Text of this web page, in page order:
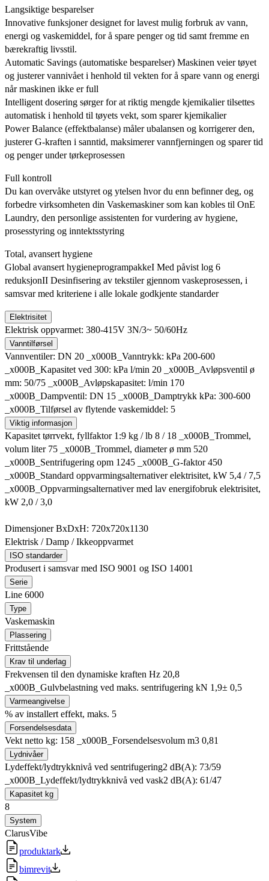
Langsiktige besparelser
Innovative funksjoner designet for lavest mulig forbruk av vann,
energi og vaskemiddel, for å spare penger og tid samt fremme en
bærekraftig livsstil.
Automatic Savings (automatiske besparelser) Maskinen veier tøyet
og justerer vannivået i henhold til vekten for å spare vann og energi
når maskinen ikke er full
Intelligent dosering sørger for at riktig mengde kjemikalier tilsettes
automatisk i henhold til tøyets vekt, som sparer kjemikalier
Power Balance (effektbalanse) måler ubalansen og korrigerer den,
justerer G-kraften i sanntid, maksimerer vannfjerningen og sparer tid
og penger under tørkeprosessen
Full kontroll
Du kan overvåke utstyret og ytelsen hvor du enn befinner deg, og
forbedre virksomheten din Vaskemaskiner som kan kobles til OnE
Laundry, den personlige assistenten for vurdering av hygiene,
prosesstyring og inntektsstyring
Total, avansert hygiene
Global avansert hygieneprogrampakkeI Med påvist log 6
reduksjonII Desinfisering av tekstiler gjennom vaskeprosessen, i
samsvar med kriteriene i alle lokale godkjente standarder
Elektrisitet
Elektrisk oppvarmet: 380-415V 3N/3~ 50/60Hz
Vanntilførsel
Vannventiler: DN 20 _x000B_Vanntrykk: kPa 200-600
_x000B_Kapasitet ved 300: kPa l/min 20 _x000B_Avløpsventil ø
mm: 50/75 _x000B_Avløpskapasitet: l/min 170
_x000B_Dampventil: DN 15 _x000B_Damptrykk kPa: 300-600
_x000B_Tilførsel av flytende vaskemiddel: 5
Viktig informasjon
Kapasitet tørrvekt, fyllfaktor 1:9 kg / lb 8 / 18 _x000B_Trommel,
volum liter 75 _x000B_Trommel, diameter ø mm 520
_x000B_Sentrifugering opm 1245 _x000B_G-faktor 450
_x000B_Standard oppvarmingsalternativer elektrisitet, kW 5,4 / 7,5
_x000B_Oppvarmingsalternativer med lav energifobruk elektrisitet,
kW 2,0 / 3,0
Dimensjoner BxDxH: 720x720x1130
Elektrisk / Damp / Ikkeoppvarmet
ISO standarder
Produsert i samsvar med ISO 9001 og ISO 14001
Serie
Line 6000
Type
Vaskemaskin
Plassering
Frittstående
Krav til underlag
Frekvensen til den dynamiske kraften Hz 20,8
_x000B_Gulvbelastning ved maks. sentrifugering kN 1,9± 0,5
Varmeangivelse
% av installert effekt, maks. 5
Forsendelsesdata
Vekt netto kg: 158 _x000B_Forsendelsesvolum m3 0,81
Lydnivåer
Lydeffekt/lydtrykknivå ved sentrifugering2 dB(A): 73/59
_x000B_Lydeffekt/lydtrykknivå ved vask2 dB(A): 61/47
Kapasitet kg
8
System
ClarusVibe
produktark
bimrevit